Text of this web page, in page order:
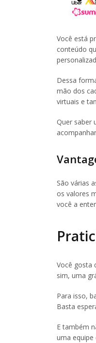
Você está
conteúdo
Dessa
mão dos
virtuais e
Quer saber
São várias
os valores
você a
Você gosta
sim, uma
Para isso,
Basta
E também
uma equipe